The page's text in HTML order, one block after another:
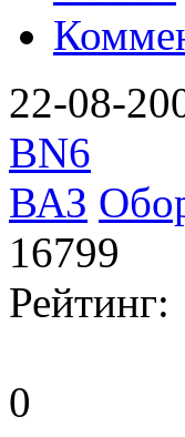
22-08-
BN6
ВАЗ
16799
Рейтинг:
0